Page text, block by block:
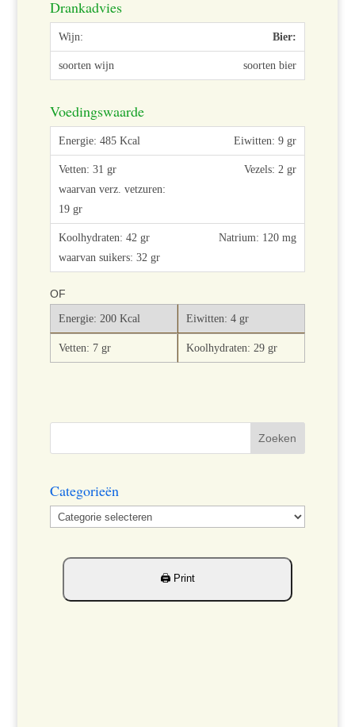
Drankadvies
Bier:
soorten bier
Voedingswaarde
Eiwitten: 9 gr
Vezels: 2 gr
Natrium: 120 mg
OF
Energie: 200 Kcal Eiwitten: 4 gr
Vetten: 7 gr Koolhydraten: 29 gr
Categorieën
Categorieën